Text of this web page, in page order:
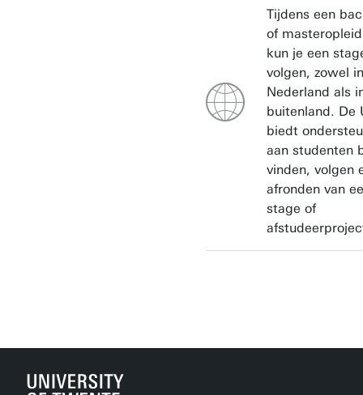
Tijdens een
of
kun je een
volgen, zowel in
Nederland als
buitenland. De
biedt
aan studenten
vinden, volgen
afronden van
stage of